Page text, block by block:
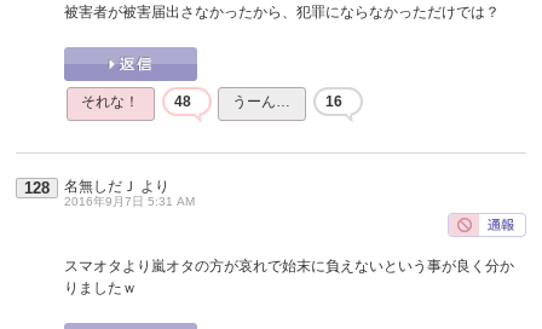
被害者が被害届出さなかったから、犯罪にならなかっただけでは？
それな！ 48 うーん… 16
128 名無しだＪ より
2016年9月7日 5:31 AM
スマオタより嵐オタの方が哀れで始末に負えないという事が良く分か
りましたｗ